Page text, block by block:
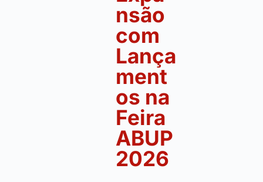
nsão
com
Lança
ment
os na
Feira
ABUP
2026